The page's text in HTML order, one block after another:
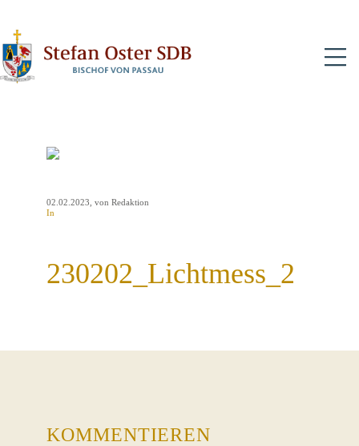
02.02.2023 , von Redaktion
In
230202_Lichtmess_2
KOMMENTIEREN